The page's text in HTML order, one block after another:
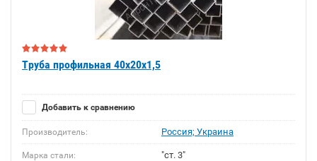
Труба профильная 40х20х1,5
Добавить к сравнению
Производитель: Россия; Украина
Марка стали: "ст. 3"